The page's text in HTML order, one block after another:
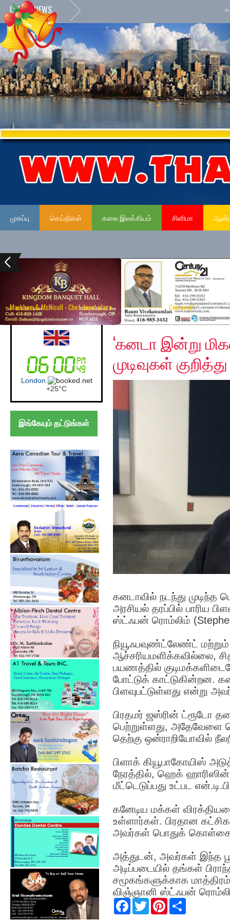
LATEST NEWS
முகப்பு செய்திகள் கலை இலக்கியம் சினிமா
Markham & McNicoll - Chef depot plaza Century21
UK (London)
London
+25°C
இங்கேயும் தட்டுங்கள்
Thursday, October
‘கனடா இன்று
முடிவுகள்
கனடாவில் நடந்து முடிந்த
அரசியல் தரப்பில் பாரிய
ஸ்ட்ஃபன் ரொம்லிம்
நியூஃபவுண்ட்லேண்ட் மற்றும்
ஆச்சரியமளிக்கவில்லை,
பயணத்தில்
போட்டுக் காட்டுகின்றன.
பிளவுபட்டுள்ளது என்று
பிரதமர் ஜஸ்ரின் ட்ரூடோ
பெற்றுள்ளது, அதேவேளை
தெற்கு ஒன்ராறியோவில்
பிளாக் கியூபாகோயிஸ்
நேரத்தில், ஹெக்
மீட்டெடுப்பது உட்பட
கனேடிய மக்கள்
உள்ளார்கள். பிரதான
அவர்கள் பொதுக்
அத்துடன், அவர்கள் இந்த
அடிப்படையில் தங்கள்
சமூகங்களுக்காக
விஞ்ஞானி ஸ்ட்ஃபன்
F
T
w
P